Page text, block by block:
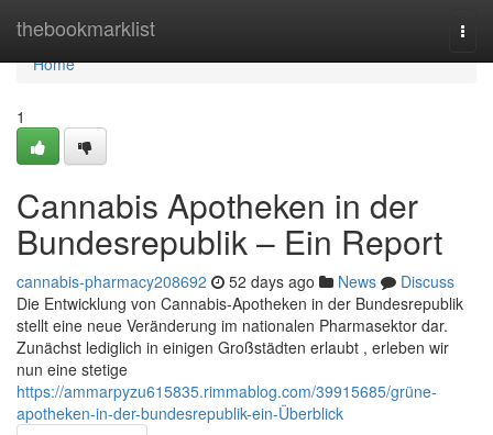
thebookmarklist
Home
Home
1
Cannabis Apotheken in der
Bundesrepublik – Ein Report
cannabis-pharmacy208692 52 days ago News
Discuss
Die Entwicklung von Cannabis-Apotheken in der Bundesrepublik
stellt eine neue Veränderung im nationalen Pharmasektor dar.
Zunächst lediglich in einigen Großstädten erlaubt , erleben wir
nun eine stetige
https://ammarpyzu615835.rimmablog.com/39915685/grüne-
apotheken-in-der-bundesrepublik-ein-Überblick